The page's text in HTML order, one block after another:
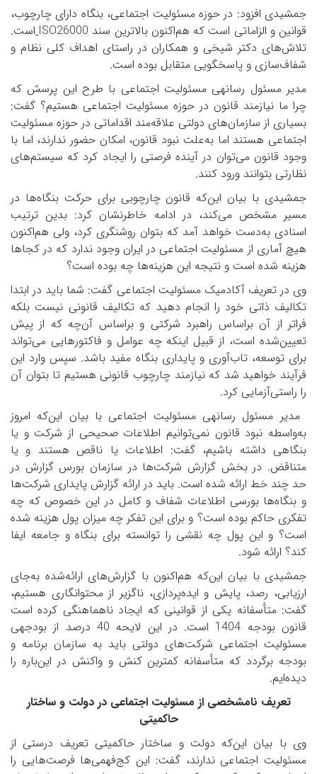
جمشیدی افزود: در حوزه مسئولیت اجتماعی، بنگاه دارای چارچوب،
قوانین و الزاماتی است که هم‌اکنون بالاترین سند ISO26000 است.
تلاش‌های دکتر شیخی و همکاران در راستای اهداف کلی نظام و
شفاف‌سازی و پاسخگویی متقابل بوده است.
مدیر مسئول رسانه­ی مسئولیت اجتماعی با طرح این پرسش که
چرا ما نیازمند قانون در حوزه مسئولیت اجتماعی هستیم؟ گفت:
بسیاری از سازمان‌های دولتی علاقه‌مند اقداماتی در حوزه مسئولیت
اجتماعی هستند اما به‌علت نبود قانون، امکان حضور ندارند، اما با
وجود قانون می‌توان در آینده فرصتی را ایجاد کرد که سیستم‌های
نظارتی بتوانند ورود کنند.
جمشیدی با بیان این‌که قانون چارچوبی برای حرکت بنگاه‌ها در
مسیر مشخص می‌کند، در ادامه خاطرنشان کرد: بدین ترتیب
اسنادی به‌دست خواهد آمد که بتوان روشنگری کرد، ولی هم‌اکنون
هیچ آماری از مسئولیت اجتماعی در ایران وجود ندارد که در کجاها
هزینه شده است و نتیجه این هزینه‌ها چه بوده است؟
وی در تعریف آکادمیک مسئولیت اجتماعی گفت: شما باید در ابتدا
تکالیف ذاتی خود را انجام دهید که تکالیف قانونی نیست بلکه
فراتر از آن براساس راهبرد شرکتی و براساس آن‌چه که از پیش
تعیین‌شده است، از قبیل این­که چه عوامل و فاکتورهایی می‌تواند
برای توسعه، تاب‌آوری و پایداری بنگاه مفید باشد. سپس وارد این
فرآیند خواهید شد که نیازمند چارچوب قانونی هستیم تا بتوان آن
را راستی‌آزمایی کرد.
مدیر مسئول رسانه­ی مسئولیت اجتماعی با بیان این‌که امروز
به‌واسطه نبود قانون نمی‌توانیم اطلاعات صحیحی از شرکت و یا
بنگاهی داشته باشیم، گفت: اطلاعات یا ناقص هستند و یا
متناقض. در بخش گزارش شرکت‌ها در سازمان بورس گزارش در
حد چند خط ارائه شده است. باید در ارائه گزارش پایداری شرکت‌ها
و بنگاه‌ها بورسی اطلاعات شفاف و کامل در این خصوص که چه
تفکری حاکم بوده است؟ و برای این تفکر چه میزان پول هزینه شده
است؟ و این پول چه نقشی را توانسته برای بنگاه و جامعه ایفا
کند؟ ارائه شود.
جمشیدی با بیان این‌که هم‌اکنون با گزارش‌های ارائه‌شده به‌جای
ارزیابی، رصد، پایش و ایده‌پردازی، ناگزیر از محتوانگاری هستیم،
گفت: متأسفانه یکی از قوانینی که ایجاد ناهماهنگی‌ کرده است
قانون بودجه 1404 است. در این لایحه 40 درصد از بودجه­ی
مسئولیت اجتماعی شرکت‌های دولتی باید به سازمان برنامه و
بودجه برگردد که متأسفانه کمترین کنش و واکنش در این‌باره را
دیده‌ایم.
تعریف نامشخصی از مسئولیت اجتماعی در دولت و ساختار
حاکمیتی
وی با بیان این‌که دولت و ساختار حاکمیتی تعریف درستی از
مسئولیت اجتماعی ندارند، گفت: این کج‌فهمی‌ها فرصت‌هایی را